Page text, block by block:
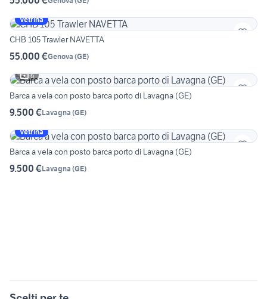
Vetrina
CHB 105 Trawler NAVETTA
55.000 €Genova (GE)
6
Barca a vela con posto barca porto di Lavagna (GE)
9.500 €Lavagna (GE)
Vetrina
Barca a vela con posto barca porto di Lavagna (GE)
9.500 €Lavagna (GE)